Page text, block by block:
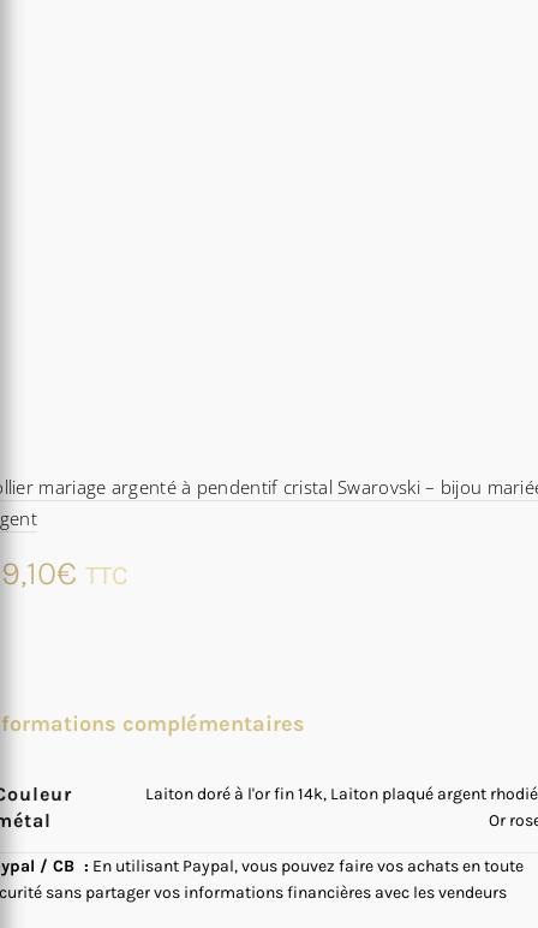
mariage argenté à pendentif cristal Swarovski – bijou
€ TTC
complémentaires
Laiton doré à l'or fin 14k, Laiton plaqué argent
Or
/ CB : En utilisant Paypal, vous pouvez faire vos achats en toute
sans partager vos informations financières avec les vendeurs